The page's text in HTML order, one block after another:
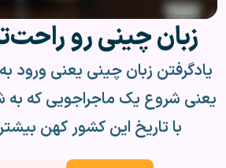
زبان چینی رو
یادگرفتن زبان چینی یعنی ورود
یعنی شروع یک ماجراجویی که
با تاریخ این کشور کهن